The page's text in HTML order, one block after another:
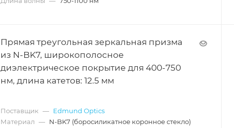
Прямая треугольная зеркальная призма
из N-BK7, широкополосное
диэлектрическое покрытие для 400-750
нм, длина катетов: 12.5 мм
Поставщик — Edmund Optics
Материал — N-BK7 (боросиликатное коронное стекло)